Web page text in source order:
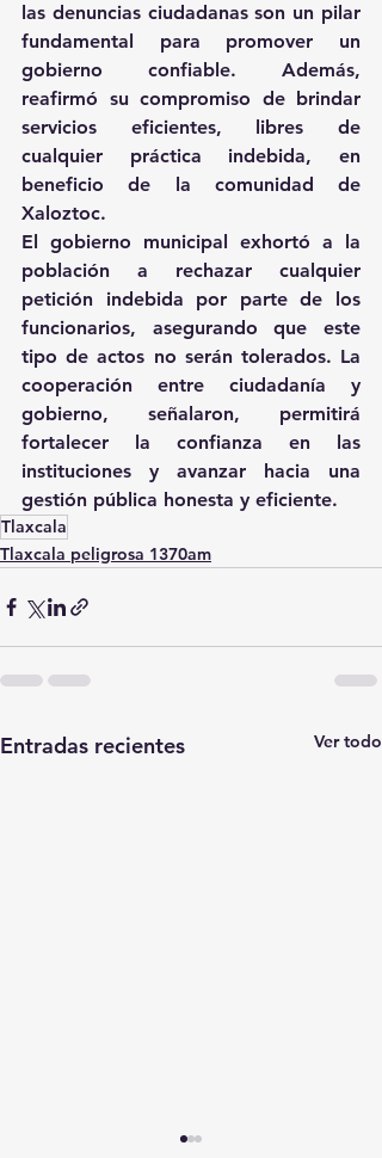
las denuncias ciudadanas son un pilar
fundamental para promover un
gobierno confiable. Además,
reafirmó su compromiso de brindar
servicios eficientes, libres de
cualquier práctica indebida, en
beneficio de la comunidad de
Xaloztoc.
El gobierno municipal exhortó a la
población a rechazar cualquier
petición indebida por parte de los
funcionarios, asegurando que este
tipo de actos no serán tolerados. La
cooperación entre ciudadanía y
gobierno, señalaron, permitirá
fortalecer la confianza en las
instituciones y avanzar hacia una
gestión pública honesta y eficiente.
Tlaxcala
Tlaxcala peligrosa 1370am
Entradas recientes Ver todo